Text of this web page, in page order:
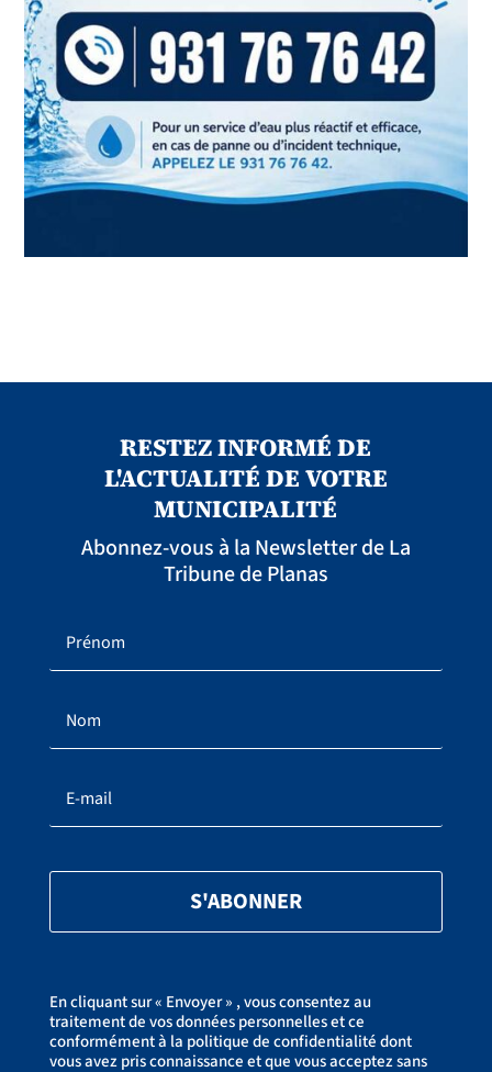
RESTEZ INFORMÉ DE
L'ACTUALITÉ DE VOTRE
MUNICIPALITÉ
Abonnez-vous à la Newsletter de La
Tribune de Planas
S'ABONNER
En cliquant sur « Envoyer » , vous consentez au
traitement de vos données personnelles et ce
conformément à la politique de confidentialité dont
vous avez pris connaissance et que vous acceptez sans